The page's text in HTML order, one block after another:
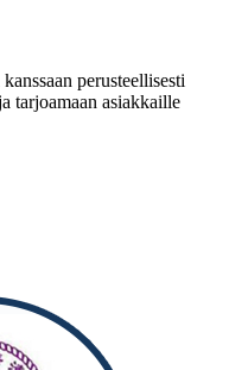
perusteellisesti
tarjoamaan asiakkaille